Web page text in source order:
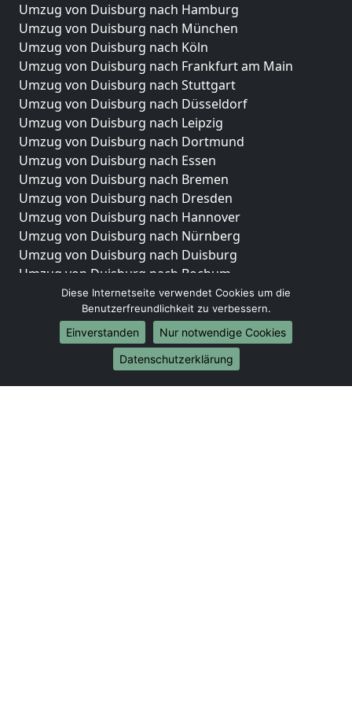
Umzug von Duisburg nach Hamburg
Umzug von Duisburg nach München
Umzug von Duisburg nach Köln
Umzug von Duisburg nach Frankfurt am Main
Umzug von Duisburg nach Stuttgart
Umzug von Duisburg nach Düsseldorf
Umzug von Duisburg nach Leipzig
Umzug von Duisburg nach Dortmund
Umzug von Duisburg nach Essen
Umzug von Duisburg nach Bremen
Umzug von Duisburg nach Dresden
Umzug von Duisburg nach Hannover
Umzug von Duisburg nach Nürnberg
Umzug von Duisburg nach Duisburg
Umzug von Duisburg nach Bochum
Umzug von Duisburg nach Wuppertal
Umzug von Duisburg nach Bielefeld
Umzug von Duisburg nach Bonn
Umzug von Duisburg nach Münster
Diese Internetseite verwendet Cookies um die
Benutzerfreundlichkeit zu verbessern.
Einverstanden
Nur notwendige Cookies
Datenschutzerklärung